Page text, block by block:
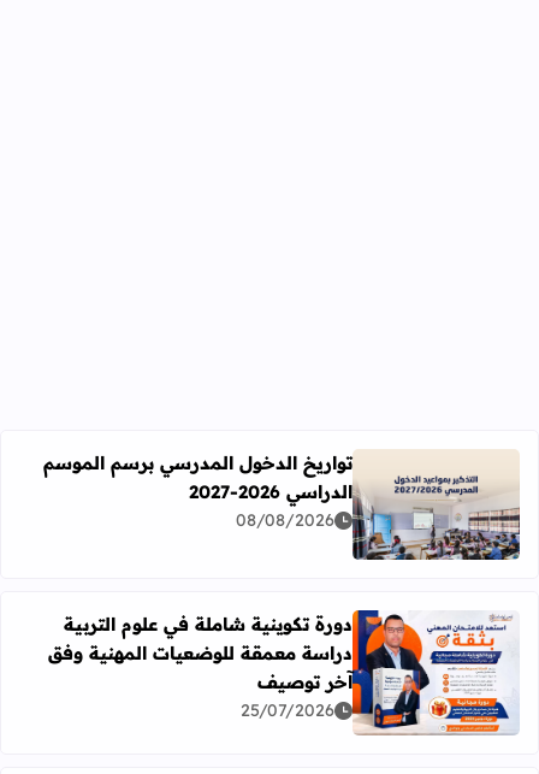
اقرأ المزيد عن تواريخ الدخول المدرسي برسم الموسم الدراسي 2026-
تواريخ الدخول المدرسي برسم الموسم
الدراسي 2026-2027
08/08/2026
اقرأ المزيد عن دورة تكوينية شاملة في علوم التربية
دورة تكوينية شاملة في علوم التربية
دراسة معمقة للوضعيات المهنية وفق
آخر توصيف
25/07/2026